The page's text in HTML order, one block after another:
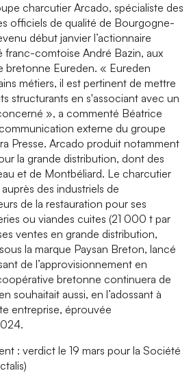
charcutier Arcado, spécialiste des
officiels de qualité de Bourgogne-
début janvier l’actionnaire
franc-comtoise André Bazin, aux
bretonne Eureden. « Eureden
métiers, il est pertinent de mettre
structurants en s'associant avec un
», a commenté Béatrice
externe du groupe
Presse. Arcado produit notamment
la grande distribution, dont des
et de Montbéliard. Le charcutier
des industriels de
de la restauration pour ses
ou viandes cuites (21 000 t par
ventes en grande distribution,
la marque Paysan Breton, lancé
de l’approvisionnement en
bretonne continuera de
souhaitait aussi, en l’adossant à
entreprise, éprouvée
: verdict le 19 mars pour la Société